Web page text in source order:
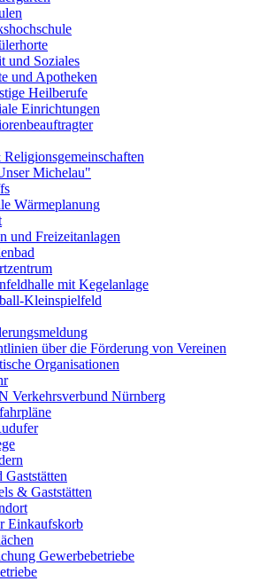
und Soziales
und Apotheken
Heilberufe
Einrichtungen
Michelau"
Wärmeplanung
und Freizeitanlagen
mit Kegelanlage
Kleinspielfeld
über die Förderung von Vereinen
Organisationen
Verkehrsverbund Nürnberg
& Gaststätten
Einkaufskorb
Gewerbebetriebe